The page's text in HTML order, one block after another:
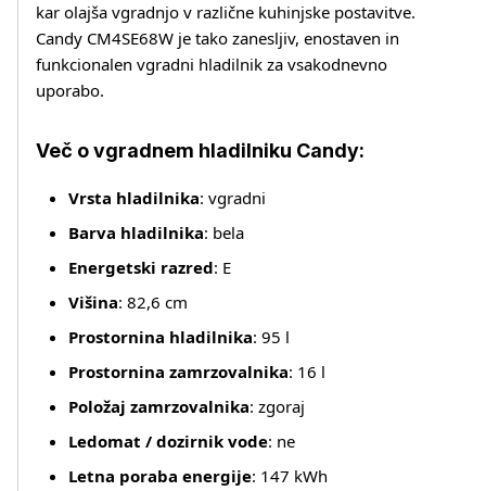
kar olajša vgradnjo v različne kuhinjske postavitve.
Candy CM4SE68W je tako zanesljiv, enostaven in
funkcionalen vgradni hladilnik za vsakodnevno
uporabo.
Več o vgradnem hladilniku Candy:
Vrsta hladilnika: vgradni
Barva hladilnika: bela
Energetski razred: E
Višina: 82,6 cm
Prostornina hladilnika: 95 l
Prostornina zamrzovalnika: 16 l
Položaj zamrzovalnika: zgoraj
Ledomat / dozirnik vode: ne
Letna poraba energije: 147 kWh